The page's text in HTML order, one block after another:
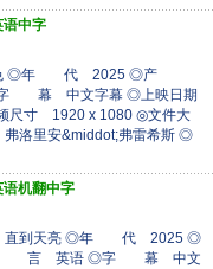
中字
◎年 代 2025 ◎产
中文字幕 ◎上映日期
尺寸 1920 x 1080 ◎文件大
安&middot;弗雷希斯 ◎
机翻中字
到天亮 ◎年 代 2025 ◎
言 英语 ◎字 幕 中文